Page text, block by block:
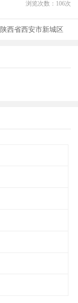
浏览次数： 106次
陕西省西安市新城区